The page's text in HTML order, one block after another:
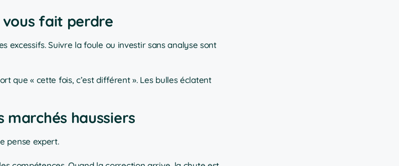
vous fait perdre
excessifs. Suivre la foule ou investir sans analyse sont
que « cette fois, c’est différent ». Les bulles éclatent
marchés haussiers
pense expert.